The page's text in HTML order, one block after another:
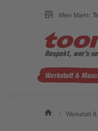
Mein Markt:
Werkstatt &
/ Werkstatt